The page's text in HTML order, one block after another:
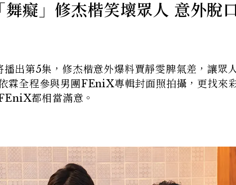
舞癡」修杰楷笑壞眾人 意外脫
出第5集，修杰楷意外爆料賈靜雯脾氣差，讓眾
霖全程參與男團FEniX專輯封面照拍攝，更找來
都相當滿意。